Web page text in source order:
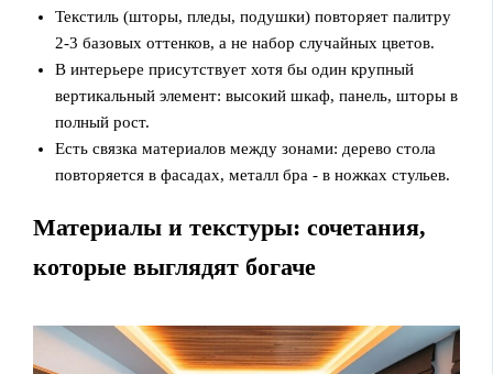
Текстиль (шторы, пледы, подушки) повторяет палитру
2-3 базовых оттенков, а не набор случайных цветов.
В интерьере присутствует хотя бы один крупный
вертикальный элемент: высокий шкаф, панель, шторы в
полный рост.
Есть связка материалов между зонами: дерево стола
повторяется в фасадах, металл бра - в ножках стульев.
Материалы и текстуры: сочетания,
которые выглядят богаче